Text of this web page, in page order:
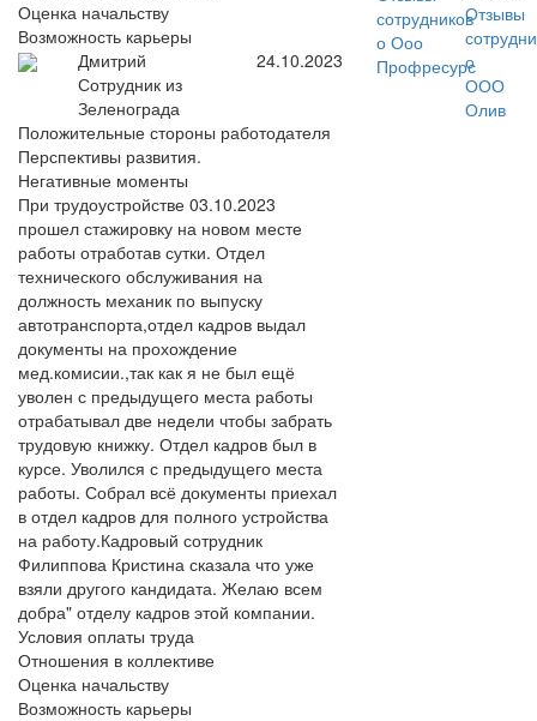
Оценка начальству
Возможность карьеры
Дмитрий
Сотрудник из
Зеленограда
24.10.2023
Положительные стороны работодателя
Перспективы развития.
Негативные моменты
При трудоустройстве 03.10.2023
прошел стажировку на новом месте
работы отработав сутки. Отдел
технического обслуживания на
должность механик по выпуску
автотранспорта,отдел кадров выдал
документы на прохождение
мед.комисии.,так как я не был ещё
уволен с предыдущего места работы
отрабатывал две недели чтобы забрать
трудовую книжку. Отдел кадров был в
курсе. Уволился с предыдущего места
работы. Собрал всё документы приехал
в отдел кадров для полного устройства
на работу.Кадровый сотрудник
Филиппова Кристина сказала что уже
взяли другого кандидата. Желаю всем
добра" отделу кадров этой компании.
Условия оплаты труда
Отношения в коллективе
Оценка начальству
Возможность карьеры
сотрудников
о Ооо
Профресурс
Отзывы
о
ООО
Олив